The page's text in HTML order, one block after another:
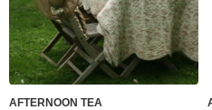
AFTERNOON TEA